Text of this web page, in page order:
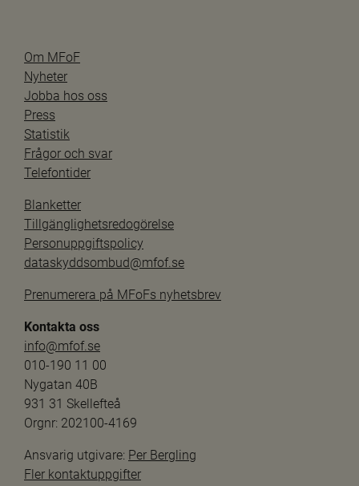
Om MFoF
Nyheter
Jobba hos oss
Press
Statistik
Frågor och svar
Telefontider
Blanketter
Tillgänglighetsredogörelse
Personuppgiftspolicy
dataskyddsombud@mfof.se
Prenumerera på MFoFs nyhetsbrev
Kontakta oss
info@mfof.se
010-190 11 00
Nygatan 40B
931 31 Skellefteå
Orgnr: 202100-4169
Ansvarig utgivare: Per Bergling
Fler kontaktuppgifter